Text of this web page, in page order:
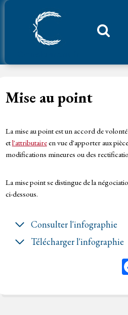
Aller
Mise au point
La mise au point est un accord de
etl'attributaireen vue d'apporter aux
modifications mineures ou des
La mise point se distingue de la
ci-dessous.
Consulter l'infographie
Télécharger l'infographie